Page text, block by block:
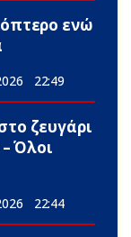
ενώ
22:49
ζευγάρι
Όλοι
22:44